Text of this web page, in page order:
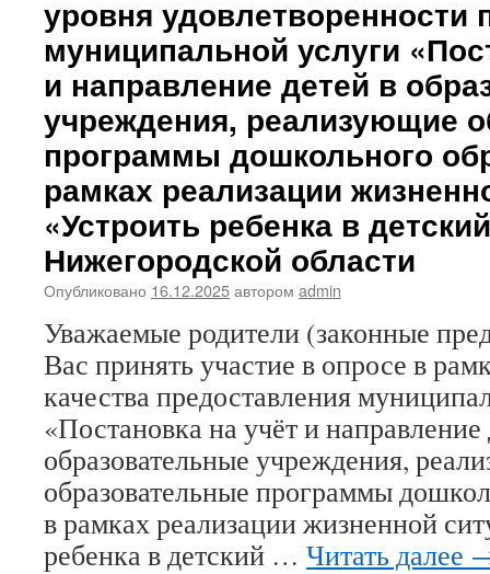
уровня удовлетворенности
муниципальной услуги
и направление детей в
учреждения, реализующие
программы дошкольного
рамках реализации
«Устроить ребенка в
Нижегородской области
Опубликовано 16.12.2025автором admin
Уважаемые родители (законные
Вас принять участие в опросе в
качества предоставления
«Постановка на учёт и направление
образовательные учреждения,
образовательные программы
в рамках реализации жизненной
ребенка в детский … Читать далее